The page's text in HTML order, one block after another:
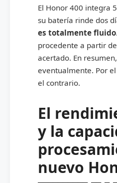
El Honor 400 integra
su batería rinde dos
es totalmente fluido
procedente a partir
acertado. En
eventualmente. Por
el contrario.
El
y la
nuevo